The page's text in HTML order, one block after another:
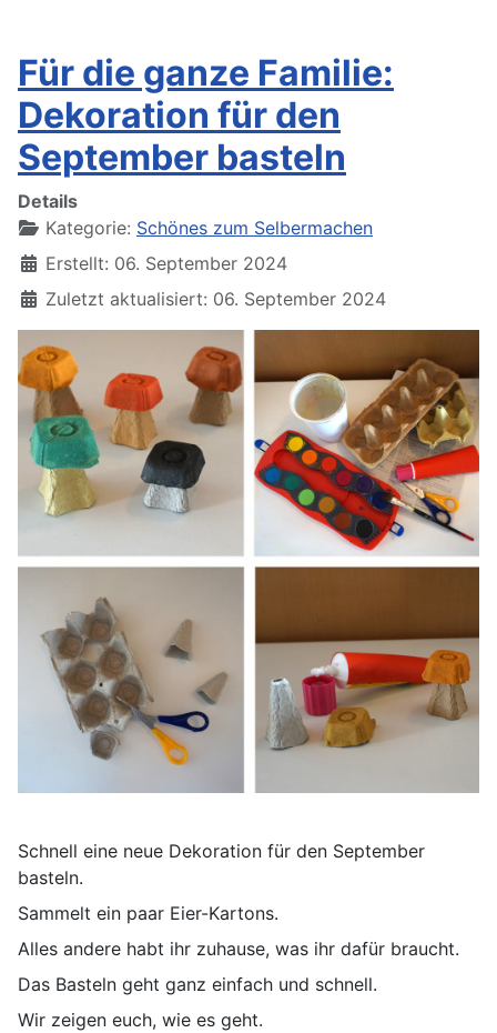
Für die ganze Familie:
Dekoration für den
September basteln
Details
Kategorie: Schönes zum Selbermachen
Erstellt: 06. September 2024
Zuletzt aktualisiert: 06. September 2024
Schnell eine neue Dekoration für den September
basteln.
Sammelt ein paar Eier-Kartons.
Alles andere habt ihr zuhause, was ihr dafür braucht.
Das Basteln geht ganz einfach und schnell.
Wir zeigen euch, wie es geht.